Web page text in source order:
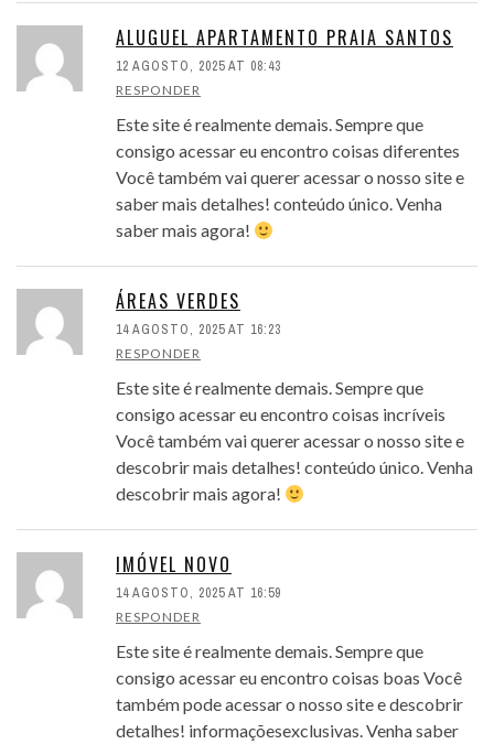
ALUGUEL APARTAMENTO PRAIA SANTOS
12 AGOSTO, 2025 AT 08:43
RESPONDER
Este site é realmente demais. Sempre que
consigo acessar eu encontro coisas diferentes
Você também vai querer acessar o nosso site e
saber mais detalhes! conteúdo único. Venha
saber mais agora!
ÁREAS VERDES
14 AGOSTO, 2025 AT 16:23
RESPONDER
Este site é realmente demais. Sempre que
consigo acessar eu encontro coisas incríveis
Você também vai querer acessar o nosso site e
descobrir mais detalhes! conteúdo único. Venha
descobrir mais agora!
IMÓVEL NOVO
14 AGOSTO, 2025 AT 16:59
RESPONDER
Este site é realmente demais. Sempre que
consigo acessar eu encontro coisas boas Você
também pode acessar o nosso site e descobrir
detalhes! informaçõesexclusivas. Venha saber